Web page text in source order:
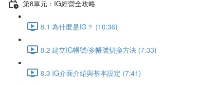
第8單元：IG經營全攻略
8.1 為什麼是IG？ (10:36)
8.2 建立IG帳號/多帳號切換方法 (7:33)
8.3 IG介面介紹與基本設定 (7:41)